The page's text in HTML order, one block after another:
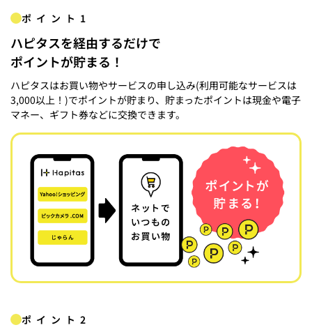
ポイント1
ハピタスを経由するだけで
ポイントが貯まる！
ハピタスはお買い物やサービスの申し込み(利用可能なサービスは
3,000以上！)でポイントが貯まり、貯まったポイントは現金や電子
マネー、ギフト券などに交換できます。
ポイント2